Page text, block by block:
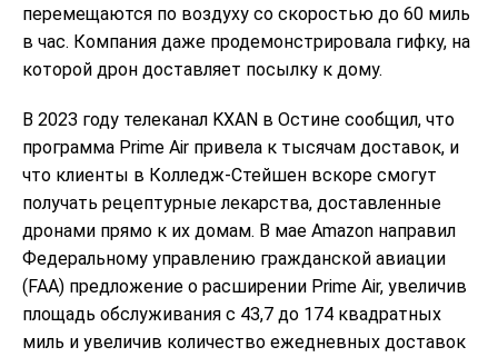
перемещаются по воздуху со скоростью до 60 миль
в час. Компания даже продемонстрировала гифку, на
которой дрон доставляет посылку к дому.
В 2023 году телеканал KXAN в Остине сообщил, что
программа Prime Air привела к тысячам доставок, и
что клиенты в Колледж-Стейшен вскоре смогут
получать рецептурные лекарства, доставленные
дронами прямо к их домам. В мае Amazon направил
Федеральному управлению гражданской авиации
(FAA) предложение о расширении Prime Air, увеличив
площадь обслуживания с 43,7 до 174 квадратных
миль и увеличив количество ежедневных доставок